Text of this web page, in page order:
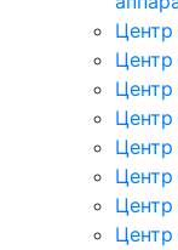
Центр
Центр
Центр
Центр
Центр
Центр